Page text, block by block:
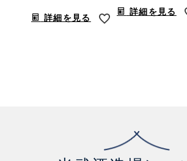
詳細を見る
詳細を見る